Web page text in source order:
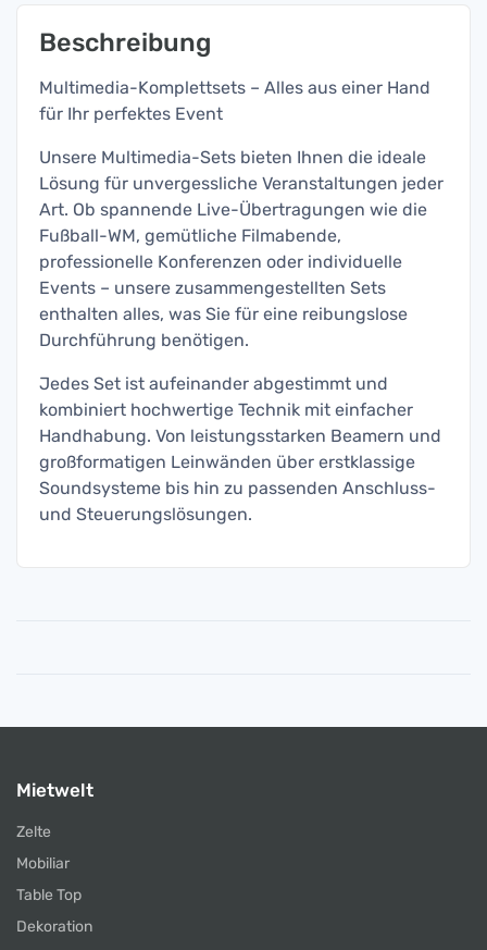
Beschreibung
Multimedia-Komplettsets – Alles aus einer Hand
für Ihr perfektes Event
Unsere Multimedia-Sets bieten Ihnen die ideale
Lösung für unvergessliche Veranstaltungen jeder
Art. Ob spannende Live-Übertragungen wie die
Fußball-WM, gemütliche Filmabende,
professionelle Konferenzen oder individuelle
Events – unsere zusammengestellten Sets
enthalten alles, was Sie für eine reibungslose
Durchführung benötigen.
Jedes Set ist aufeinander abgestimmt und
kombiniert hochwertige Technik mit einfacher
Handhabung. Von leistungsstarken Beamern und
großformatigen Leinwänden über erstklassige
Soundsysteme bis hin zu passenden Anschluss-
und Steuerungslösungen.
Mietwelt
Zelte
Mobiliar
Table Top
Dekoration